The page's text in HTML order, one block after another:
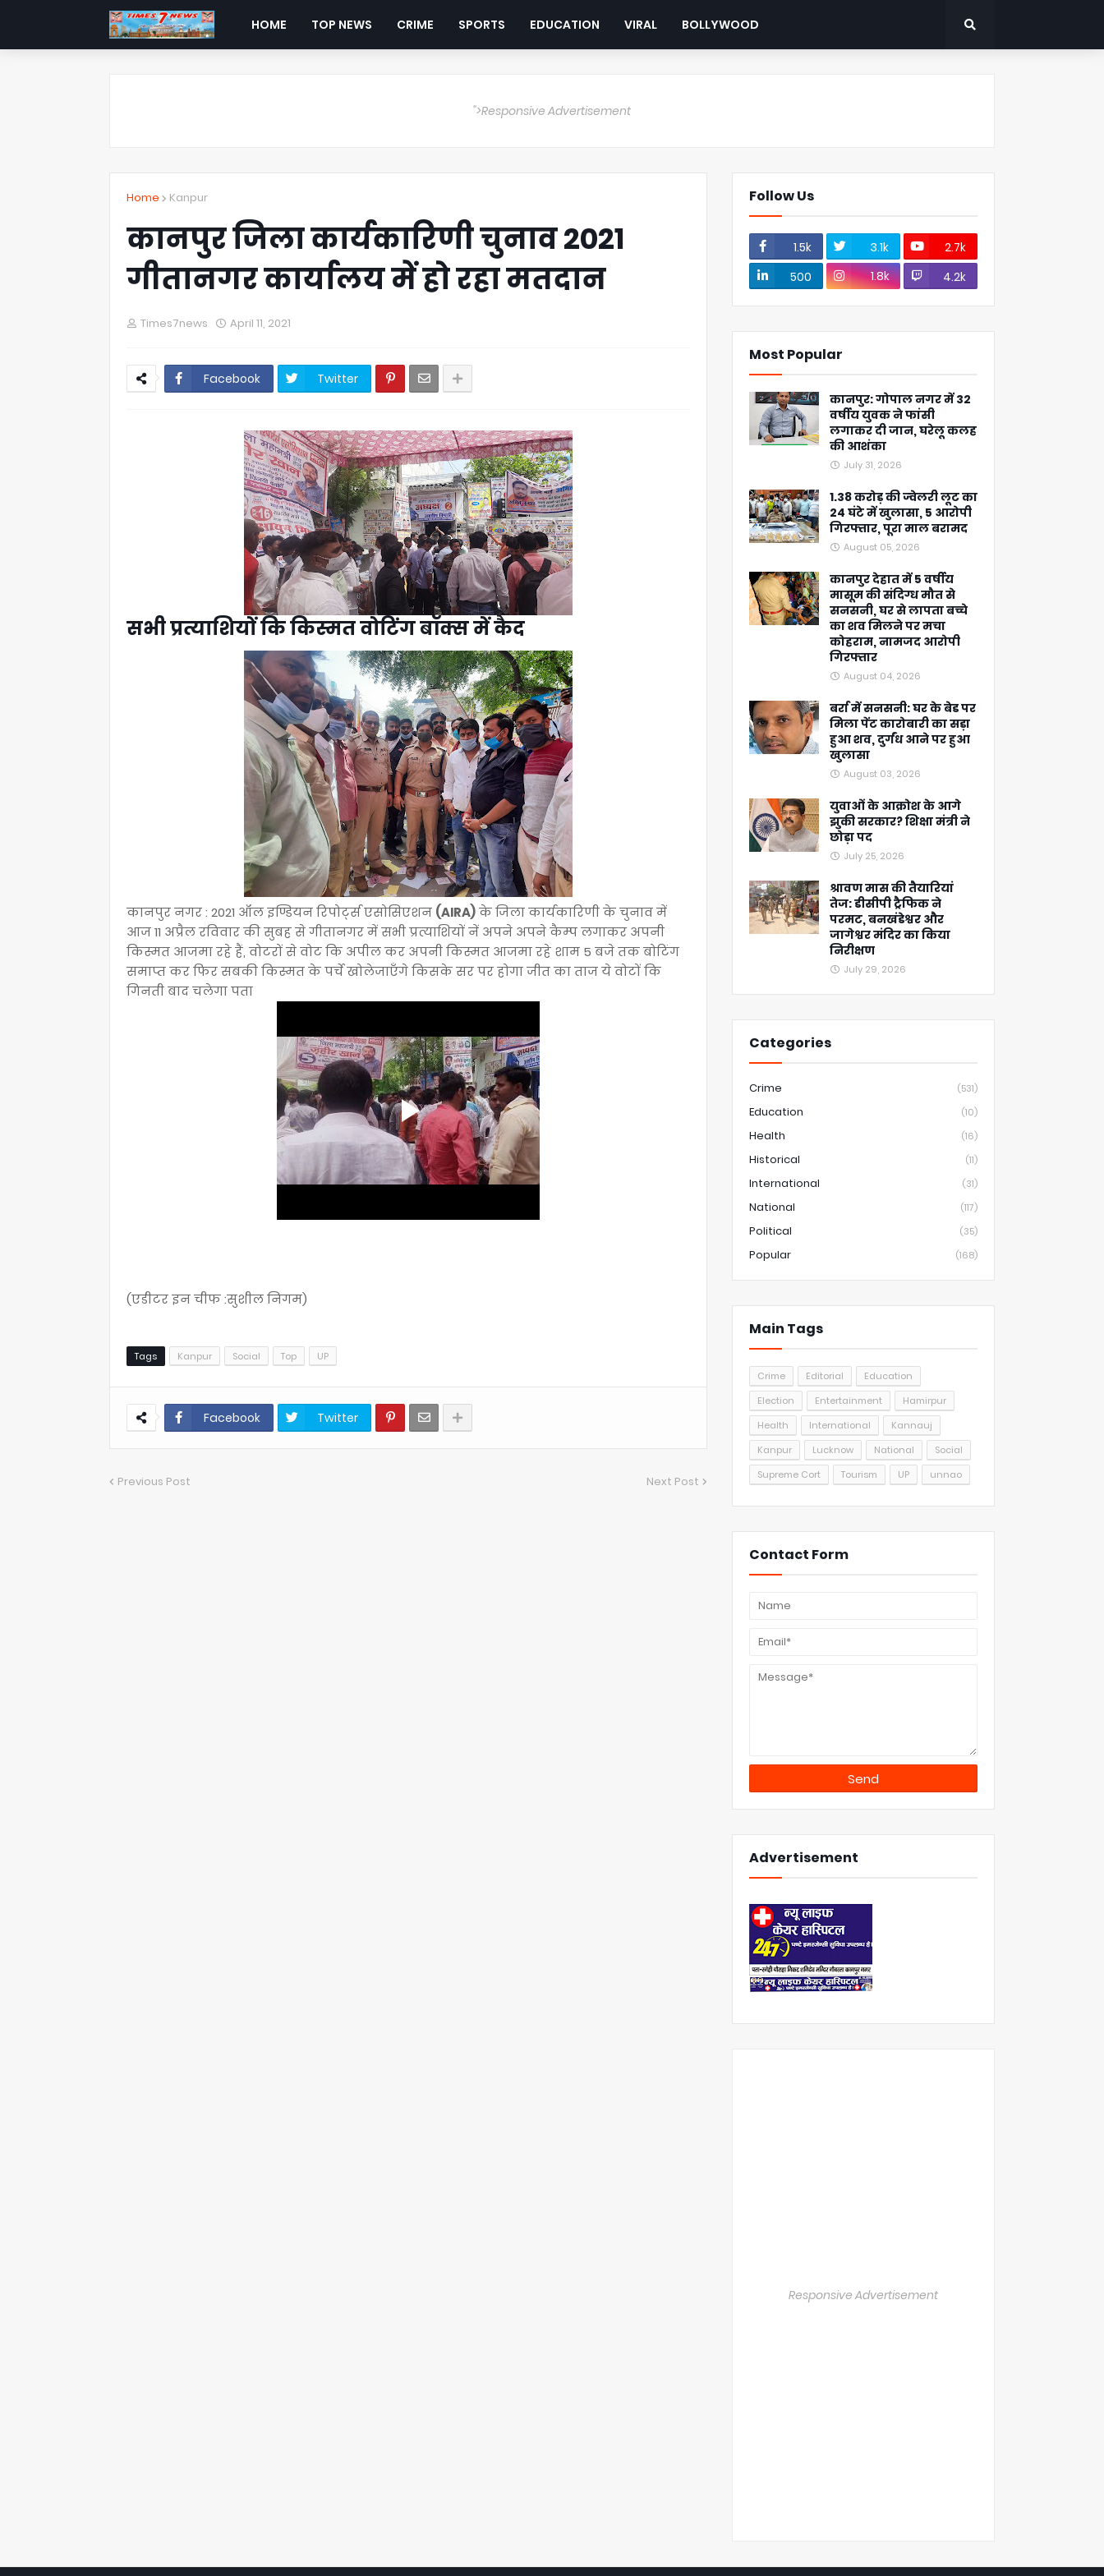
HOME TOP NEWS CRIME SPORTS EDUCATION VIRAL BOLLYWOOD
">Responsive Advertisement
Home Kanpur
कानपुर जिला कार्यकारिणी चुनाव 2021
गीतानगर कार्यालय में हो रहा मतदान
Times7news April 11, 2021
Facebook Twitter
सभी प्रत्याशियों कि किस्मत वोटिंग बॉक्स में कैद
कानपुर नगर : 2021 ऑल इण्डियन रिपोर्ट्स एसोसिएशन (AIRA)के जिला कार्यकारिणी के चुनाव में
आज 11 अप्रैल रविवार की सुबह से गीतानगर में सभी प्रत्याशियों नें अपने अपने कैम्प लगाकर अपनी
किस्मत आजमा रहे हैं, वोटरों से वोट कि अपील कर अपनी किस्मत आजमा रहे शाम 5 बजे तक बोटिंग
समाप्त कर फिर सबकी किस्मत के पर्चे खोलेजाएँगे किसके सर पर होगा जीत का ताज ये वोटों कि
गिनती बाद चलेगा पता
(एडीटर इन चीफ :सुशील निगम)
Tags Kanpur Social Top UP
Facebook Twitter
Previous Post Next Post
Follow Us
1.5k 3.1k
2.7k
500
1.8k 4.2k
Most Popular
कानपुर: गोपाल नगर में 32
वर्षीय युवक ने फांसी
लगाकर दी जान, घरेलू कलह
की आशंका
July 31, 2026
1.38 करोड़ की ज्वेलरी लूट का
24 घंटे में खुलासा, 5 आरोपी
गिरफ्तार, पूरा माल बरामद
August 05, 2026
कानपुर देहात में 5 वर्षीय
मासूम की संदिग्ध मौत से
सनसनी, घर से लापता बच्चे
का शव मिलने पर मचा
कोहराम, नामजद आरोपी
गिरफ्तार
August 04, 2026
बर्रा में सनसनी: घर के बेड पर
मिला पेंट कारोबारी का सड़ा
हुआ शव, दुर्गंध आने पर हुआ
खुलासा
August 03, 2026
युवाओं के आक्रोश के आगे
झुकी सरकार? शिक्षा मंत्री ने
छोड़ा पद
July 25, 2026
श्रावण मास की तैयारियां
तेज: डीसीपी ट्रैफिक ने
परमट, बनखंडेश्वर और
जागेश्वर मंदिर का किया
निरीक्षण
July 29, 2026
Categories
Crime (531)
Education (10)
Health (16)
Historical (11)
International (31)
National (117)
Political (35)
Popular (168)
Main Tags
Crime Editorial
Education
Election
Entertainment
Hamirpur
Health
International
Kannauj
Kanpur
Lucknow National
Social
Supreme Cort
Tourism UP unnao
Contact Form
Advertisement
Responsive Advertisement